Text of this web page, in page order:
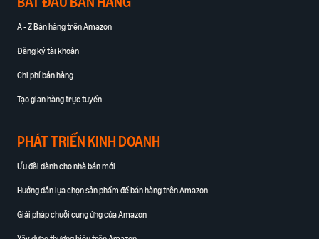
A - Z Bán hàng trên Amazon
Đăng ký tài khoản
Chi phí bán hàng
Tạo gian hàng trực tuyến
PHÁT TRIỂN KINH DOANH
Ưu đãi dành cho nhà bán mới
Hướng dẫn lựa chọn sản phẩm để bán hàng trên Amazon
Giải pháp chuỗi cung ứng của Amazon